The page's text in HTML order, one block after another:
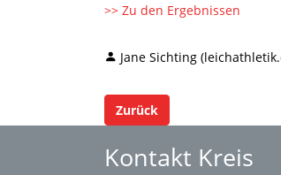
>> Zu den Ergebnissen
Jane Sichting
Zurück
Kontakt Kreis